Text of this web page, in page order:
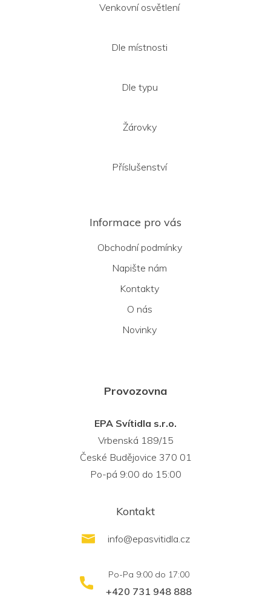
Venkovní osvětlení
Dle místnosti
Dle typu
Žárovky
Příslušenství
Informace pro vás
Obchodní podmínky
Napište nám
Kontakty
O nás
Novinky
Provozovna
EPA Svítidla s.r.o.
Vrbenská 189/15
České Budějovice 370 01
Po-pá 9:00 do 15:00
Kontakt
info@epasvitidla.cz
+420 731 948 888